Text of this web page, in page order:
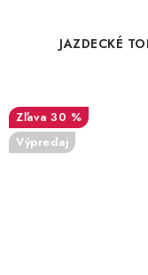
JAZDECKÉ
30 %
Výpredaj